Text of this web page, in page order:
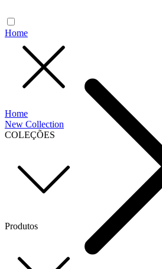
Home
New Collection
COLEÇÕES
Produtos
Home